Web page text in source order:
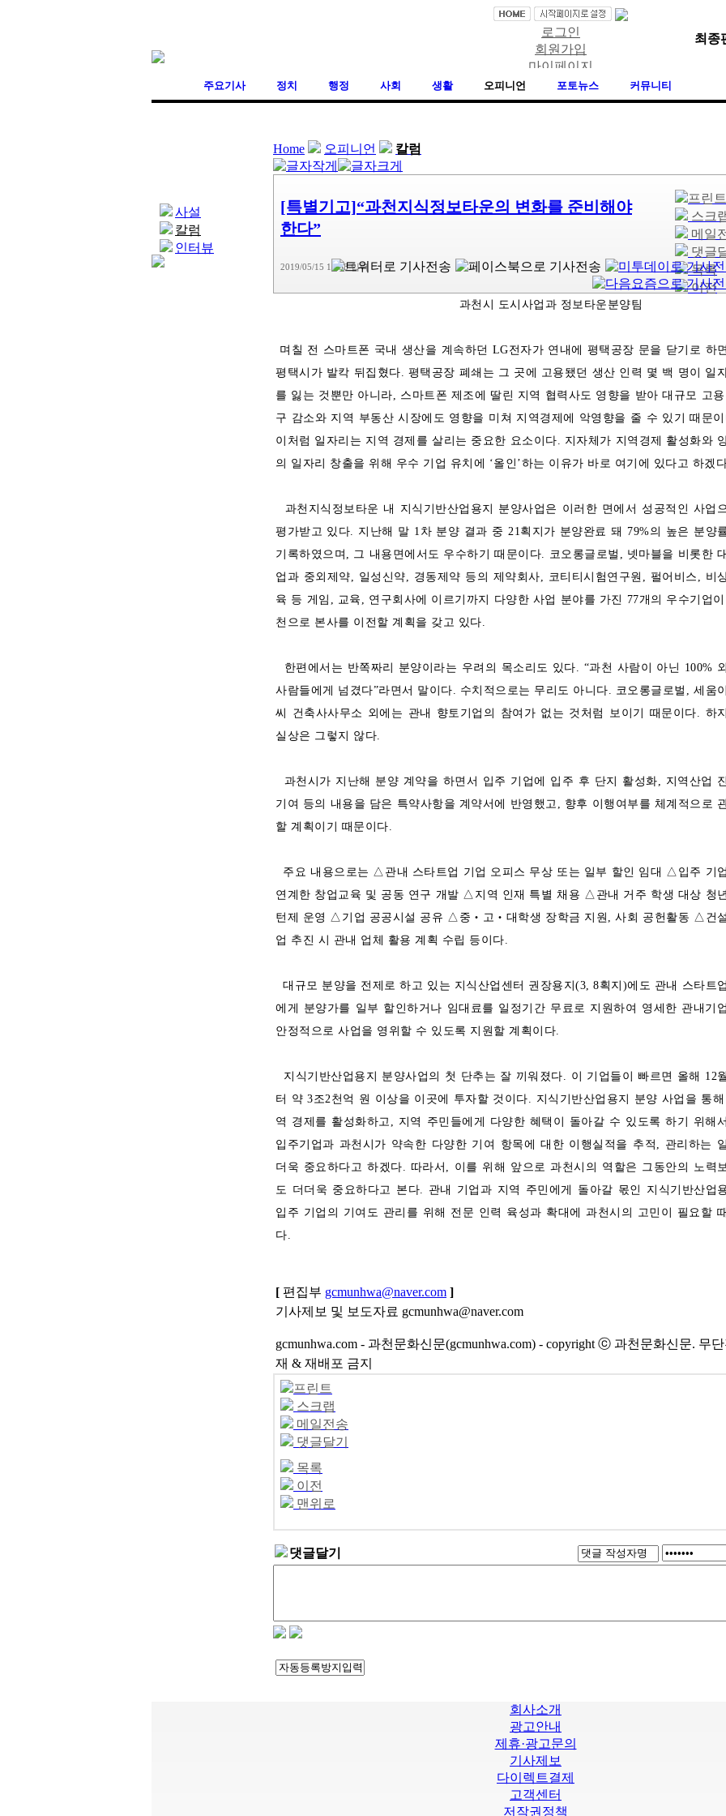
로그인
회원가입
마이페이지
즐겨찾기추가
최종
주요기사 정치 행정 사회 생활 오피니언 포토뉴스 커뮤니티
사설
칼럼
인터뷰
Home 오피니언 칼럼
프린트
스크
메일
댓글
목록
이전
[특별기고]“과천지식정보타운의 변화를 준비해야
한다”
2019/05/15 14:58입력
과천시 도시사업과 정보타운분양팀
며칠 전 스마트폰 국내 생산을 계속하던 LG전자가 연내에 평택공장 문을 닫기로 하
평택시가 발칵 뒤집혔다. 평택공장 폐쇄는 그 곳에 고용됐던 생산 인력 몇 백 명이 일
를 잃는 것뿐만 아니라, 스마트폰 제조에 딸린 지역 협력사도 영향을 받아 대규모 고용
구 감소와 지역 부동산 시장에도 영향을 미쳐 지역경제에 악영향을 줄 수 있기 때문이
이처럼 일자리는 지역 경제를 살리는 중요한 요소이다. 지자체가 지역경제 활성화와
의 일자리 창출을 위해 우수 기업 유치에 ‘올인’하는 이유가 바로 여기에 있다고 하겠
과천지식정보타운 내 지식기반산업용지 분양사업은 이러한 면에서 성공적인 사업
평가받고 있다. 지난해 말 1차 분양 결과 중 21획지가 분양완료 돼 79%의 높은 분양
기록하였으며, 그 내용면에서도 우수하기 때문이다. 코오롱글로벌, 넷마블을 비롯한 대
업과 중외제약, 일성신약, 경동제약 등의 제약회사, 코티티시험연구원, 펄어비스, 비
육 등 게임, 교육, 연구회사에 이르기까지 다양한 사업 분야를 가진 77개의 우수기업
천으로 본사를 이전할 계획을 갖고 있다.
한편에서는 반쪽짜리 분양이라는 우려의 목소리도 있다. “과천 사람이 아닌 100%
사람들에게 넘겼다”라면서 말이다. 수치적으로는 무리도 아니다. 코오롱글로벌, 세움
씨 건축사사무소 외에는 관내 향토기업의 참여가 없는 것처럼 보이기 때문이다. 하
실상은 그렇지 않다.
과천시가 지난해 분양 계약을 하면서 입주 기업에 입주 후 단지 활성화, 지역산업
기여 등의 내용을 담은 특약사항을 계약서에 반영했고, 향후 이행여부를 체계적으로
할 계획이기 때문이다.
주요 내용으로는 △관내 스타트업 기업 오피스 무상 또는 일부 할인 임대 △입주 기
연계한 창업교육 및 공동 연구 개발 △지역 인재 특별 채용 △관내 거주 학생 대상 청
턴제 운영 △기업 공공시설 공유 △중‧고‧대학생 장학금 지원, 사회 공헌활동 △건
업 추진 시 관내 업체 활용 계획 수립 등이다.
대규모 분양을 전제로 하고 있는 지식산업센터 권장용지(3, 8획지)에도 관내 스타트
에게 분양가를 일부 할인하거나 임대료를 일정기간 무료로 지원하여 영세한 관내기업
안정적으로 사업을 영위할 수 있도록 지원할 계획이다.
지식기반산업용지 분양사업의 첫 단추는 잘 끼워졌다. 이 기업들이 빠르면 올해 12
터 약 3조2천억 원 이상을 이곳에 투자할 것이다. 지식기반산업용지 분양 사업을 통해
역 경제를 활성화하고, 지역 주민들에게 다양한 혜택이 돌아갈 수 있도록 하기 위해
입주기업과 과천시가 약속한 다양한 기여 항목에 대한 이행실적을 추적, 관리하는 일
더욱 중요하다고 하겠다. 따라서, 이를 위해 앞으로 과천시의 역할은 그동안의 노력
도 더더욱 중요하다고 본다. 관내 기업과 지역 주민에게 돌아갈 몫인 지식기반산업
입주 기업의 기여도 관리를 위해 전문 인력 육성과 확대에 과천시의 고민이 필요할 때
다.
[ 편집부 gcmunhwa@naver.com ]
기사제보 및 보도자료 gcmunhwa@naver.com
gcmunhwa.com - 과천문화신문(gcmunhwa.com) - copyright ⓒ 과천문화신문. 무단
재 & 재배포 금지
프린트
스크랩
메일전송
댓글달기
목록
이전
맨위로
댓글달기
회사소개
광고안내
제휴·광고문의
기사제보
다이렉트결제
고객센터
저작권정책